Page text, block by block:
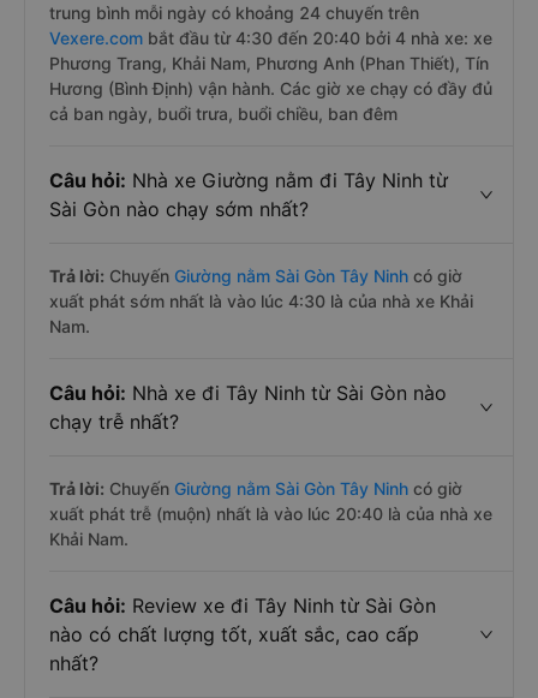
trung bình mỗi ngày có khoảng 24 chuyến trên
Vexere.com bắt đầu từ 4:30 đến 20:40 bởi 4 nhà xe: xe
Phương Trang, Khải Nam, Phương Anh (Phan Thiết), Tín
Hương (Bình Định) vận hành. Các giờ xe chạy có đầy đủ
cả ban ngày, buổi trưa, buổi chiều, ban đêm
Câu hỏi: Nhà xe Giường nằm đi Tây Ninh từ
Sài Gòn nào chạy sớm nhất?
Trả lời: Chuyến Giường nằm Sài Gòn Tây Ninh có giờ
xuất phát sớm nhất là vào lúc 4:30 là của nhà xe Khải
Nam.
Câu hỏi: Nhà xe đi Tây Ninh từ Sài Gòn nào
chạy trễ nhất?
Trả lời: Chuyến Giường nằm Sài Gòn Tây Ninh có giờ
xuất phát trễ (muộn) nhất là vào lúc 20:40 là của nhà xe
Khải Nam.
Câu hỏi: Review xe đi Tây Ninh từ Sài Gòn
nào có chất lượng tốt, xuất sắc, cao cấp
nhất?